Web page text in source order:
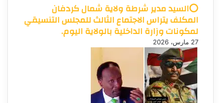
⭕السيد مدير شرطة ولاية شمال كردفان
المكلف يتراس الاجتماع الثالث للمجلس التنسيقي
لمكونات وزارة الداخلية بالولاية اليوم.
27 مارس، 2026